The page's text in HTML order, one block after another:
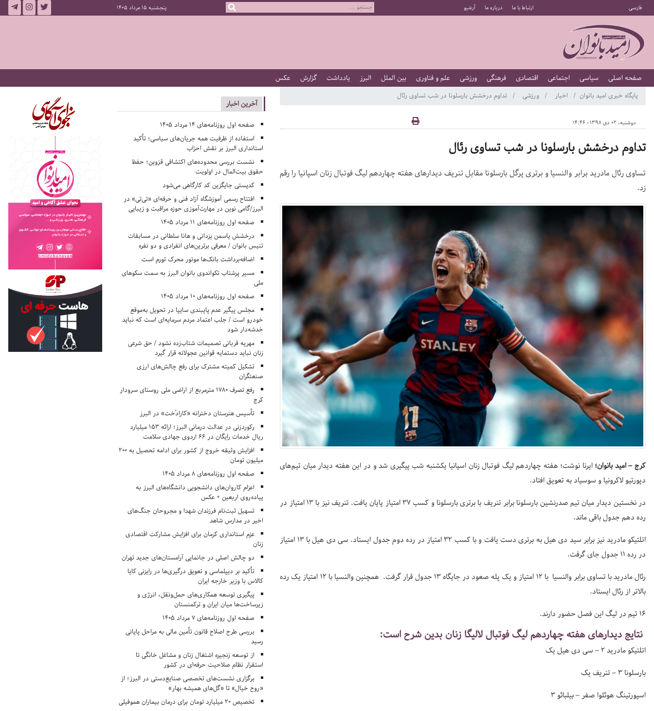
فارسی ارتباط با ما درباره ما آرشیو پنجشنبه 15 مرداد 1405
صفحه اصلی سیاسی اجتماعی اقتصادی فرهنگی ورزشی علم و فناوری بین الملل البرز یادداشت گزارش عکس
پایگاه خبری امید بانوان اخبار ورزشی تداوم درخشش بارسلونا در شب تساوی رئال
دوشنبه، 02 دی 1398 - 14:46
تداوم درخشش بارسلونا در شب تساوی رئال
تساوی رئال مادرید برابر والنسیا و برتری پرگل بارسلونا مقابل تنریف دیدارهای هفته چهاردهم لیگ فوتبال زنان اسپانیا را رقم
زد.
کرج – امید بانوان؛ایرنا نوشت؛ هفته چهاردهم لیگ فوتبال زنان اسپانیا یکشنبه شب پیگیری شد و در این هفته دیدار میان تیم‌های
دپورتیو لاکرونیا و سوسیاد به تعویق افتاد.
در نخستین دیدار میان تیم صدرنشین بارسلونا برابر تنریف با برتری بارسلونا و کسب ۳۷ امتیاز پایان یافت. تنریف نیز با ۱۳ امتیاز در
رده دهم جدول باقی ماند.
اتلتیکو مادرید نیز برابر سید دی هیل به برتری دست یافت و با کسب ۳۲ امتیاز در رده دوم جدول ایستاد. سی دی هیل با ۱۳ امتیاز
در رده ۱۱ جدول جای گرفت.
رئال مادرید با تساوی برابر والنسیا با ۱۲ امتیاز و یک پله صعود در جایگاه ۱۳ جدول قرار گرفت. همچنین والنسیا با ۱۲ امتیاز یک رده
بالاتر از رئال ایستاد.
۱۶ تیم در لیگ این فصل حضور دارند.
نتایج دیدارهای هفته چهاردهم لیگ فوتبال لالیگا زنان بدین شرح است:
اتلتیکو مادرید ۲ – سی دی هیل یک
بارسلونا ۳ – تنریف یک
اسپورتینگ هوئلوا صفر – بیلبائو ۳
آخرین اخبار
صفحه اول روزنامه‌های 14 مرداد 1405
استفاده از ظرفیت همه جریان‌های سیاسی؛ تأکید
استانداری البرز بر نقش احزاب
نشست بررسی محدوده‌های اکتشافی قزوین؛ حفظ
حقوق بیت‌المال در اولویت
کدپستی جایگزین کد کارگاهی می‌شود
افتتاح رسمی آموزشگاه آزاد فنی و حرفه‌ای «تی‌تی» در
البرز/گامی نوین در مهارت‌آموزی حوزه مراقبت و زیبایی
صفحه اول روزنامه‌های 11 مرداد 1405
درخشش یاسمن یزدانی و هانا سلطانی در مسابقات
تنیس بانوان / معرفی برترین‌های انفرادی و دو نفره
اضافه‌برداشت بانک‌ها موتور محرک تورم است
مسیر پرشتاب تکواندوی بانوان البرز به سمت سکوهای
ملی
صفحه اول روزنامه‌های 10 مرداد 1405
مجلس پیگیر عدم پایبندی سایپا در تحویل به‌موقع
خودرو است / جلب اعتماد مردم سرمایه‌ای است که نباید
خدشه‌دار شود
مهریه قربانی تصمیمات شتاب‌زده نشود / حق شرعی
زنان نباید دستمایه قوانین عجولانه قرار گیرد
تشکیل کمیته مشترک برای رفع چالش‌های ارزی
صنعتگران
رفع تصرف ۱۷۸۰ مترمربع از اراضی ملی روستای سرودار
کرج
تأسیس هنرستان دخترانه «کارادُخت» در البرز
رکوردزنی در عدالت درمانی البرز؛ ارائه ۱۵۳ میلیارد
ریال خدمات رایگان در ۶۶ اردوی جهادی سلامت
افزایش وثیقه خروج از کشور برای ادامه تحصیل به ۲۰۰
میلیون تومان
صفحه اول روزنامه‌های 8 مرداد 1405
اعزام کاروان‌های دانشجویی دانشگاه‌های البرز به
پیاده‌روی اربعین + عکس
تسهیل ثبت‌نام فرزندان شهدا و مجروحان جنگ‌های
اخیر در مدارس شاهد
عزم استانداری کرمان برای افزایش مشارکت اقتصادی
زنان
دو چالش اصلی در جانمایی آرامستان‌های جدید تهران
تأکید بر دیپلماسی و تعویق درگیری‌ها در رایزنی کایا
کالاس با وزیر خارجه ایران
پیگیری توسعه همکاری‌های حمل‌ونقل، انرژی و
زیرساخت‌ها میان ایران و ترکمنستان
صفحه اول روزنامه‌های 7 مرداد 1405
بررسی طرح اصلاح قانون تأمین مالی به مراحل پایانی
رسید
از توسعه زنجیره اشتغال زنان و مشاغل خانگی تا
استقرار نظام صلاحیت حرفه‌ای در کشور
برگزاری نشست‌های تخصصی صنایع‌دستی در البرز؛ از
«روح خیال» تا «گل‌های همیشه بهار»
تخصیص ۲۰ میلیارد تومان برای درمان بیماران هموفیلی